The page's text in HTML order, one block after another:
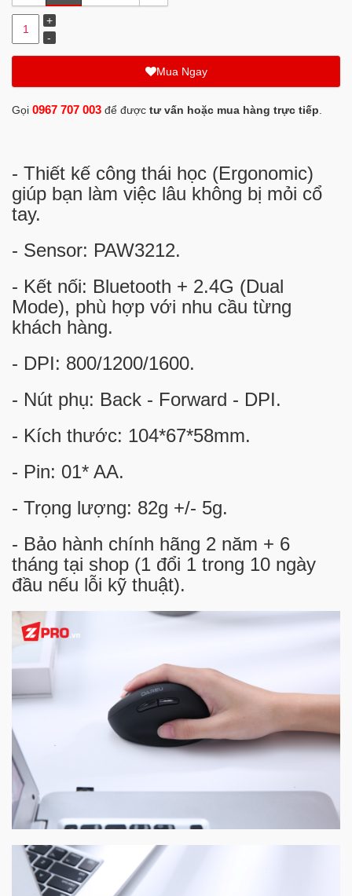
Mua Ngay
Gọi 0967 707 003 để được tư vấn hoặc mua hàng trực tiếp
- Thiết kế công thái học (Ergonomic)
giúp bạn làm việc lâu không bị mỏi cổ
tay.
- Sensor: PAW3212.
- Kết nối: Bluetooth + 2.4G (Dual
Mode), phù hợp với nhu cầu từng
khách hàng.
- DPI: 800/1200/1600.
- Nút phụ: Back - Forward - DPI.
- Kích thước: 104*67*58mm.
- Pin: 01* AA.
- Trọng lượng: 82g +/- 5g.
- Bảo hành chính hãng 2 năm + 6
tháng tại shop (1 đổi 1 trong 10 ngày
đầu nếu lỗi kỹ thuật).